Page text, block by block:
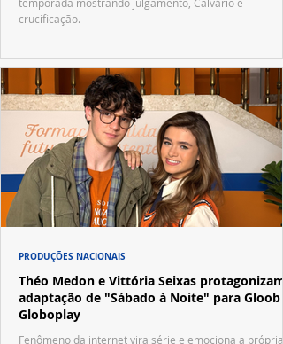
crucificação.
Théo Medon e Vittória Seixas protagonizam
adaptação de "Sábado à Noite" para Gloob e
Globoplay
Fenômeno da internet vira série e emociona a própria
PRODUÇÕES NACIONAIS